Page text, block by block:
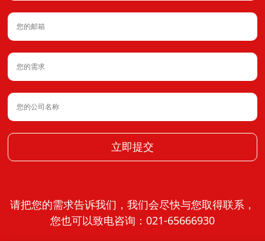
立即提交
请把您的需求告诉我们，我们会尽快与您取得联系，
您也可以致电咨询：021-65666930